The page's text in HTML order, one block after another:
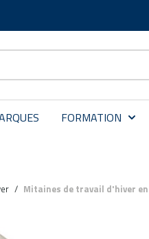
FORMATION
/ Mitaines de travail d'hiver